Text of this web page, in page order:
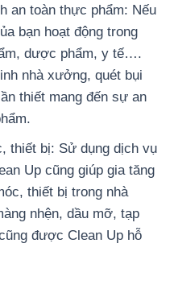
an toàn thực phẩm: Nếu
bạn hoạt động trong
dược phẩm, y tế….
nhà xưởng, quét bụi
thiết mang đến sự an
thiết bị: Sử dụng dịch vụ
Up cũng giúp gia tăng
thiết bị trong nhà
nhện, dầu mỡ, tạp
được Clean Up hỗ